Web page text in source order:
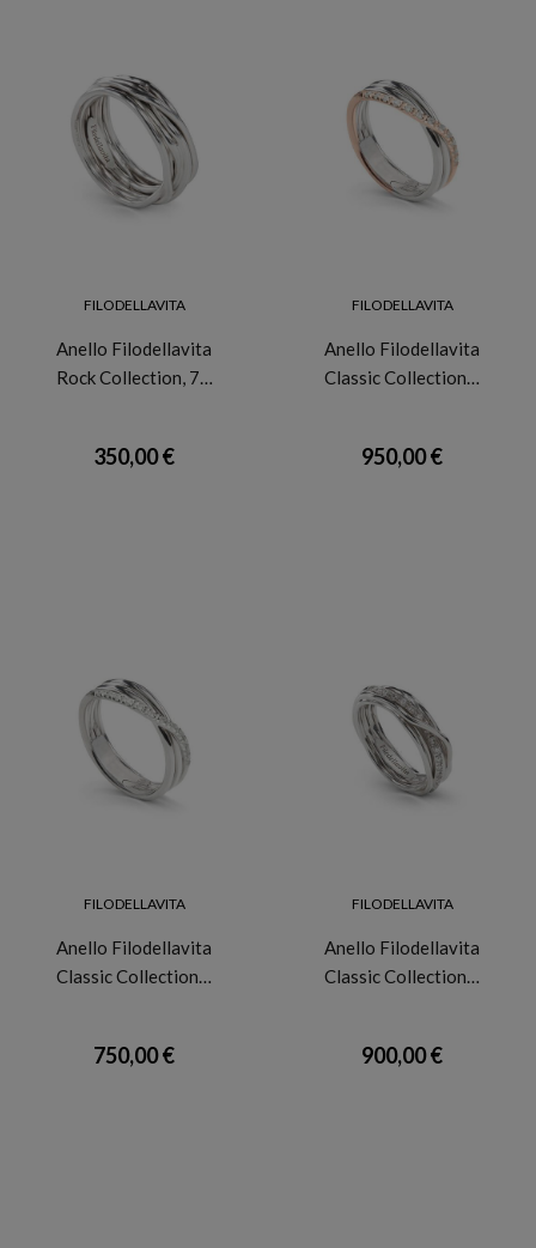
FILODELLAVITA
Anello Filodellavita
Rock Collection, 7…
350,00 €
FILODELLAVITA
Anello Filodellavita
Classic Collection…
950,00 €
FILODELLAVITA
Anello Filodellavita
Classic Collection…
750,00 €
FILODELLAVITA
Anello Filodellavita
Classic Collection…
900,00 €